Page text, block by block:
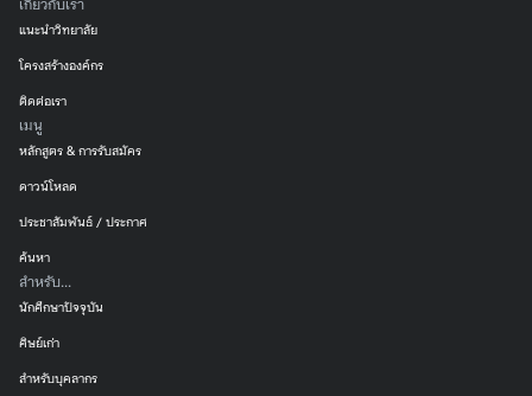
เกี่ยวกับเรา
แนะนำวิทยาลัย
โครงสร้างองค์กร
ติดต่อเรา
เมนู
หลักสูตร & การรับสมัคร
ดาวน์โหลด
ประชาสัมพันธ์ / ประกาศ
ค้นหา
สำหรับ...
นักศึกษาปัจจุบัน
ศิษย์เก่า
สำหรับบุคลากร